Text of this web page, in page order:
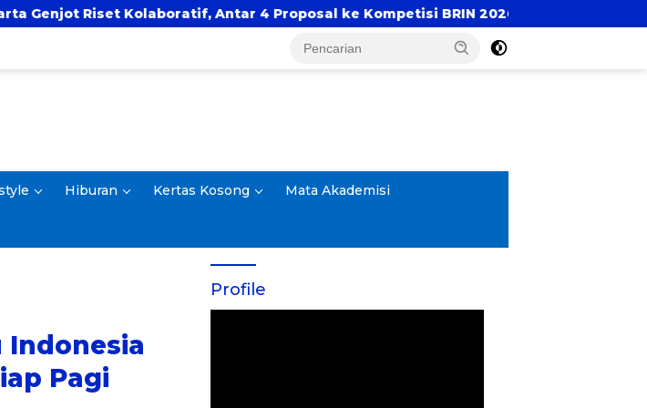
Antar 4 Proposal ke Kompetisi BRIN 2026 SedulurRun 2026: Charity Run
Hiburan Kertas Kosong Mata Akademisi
Indonesia
Pagi
Profile